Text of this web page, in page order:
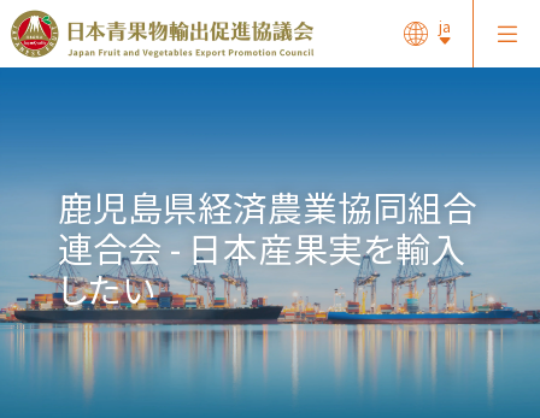
ja
⿅児島県経済農業協同組合
連合会 - 日本産果実を輸入
したい